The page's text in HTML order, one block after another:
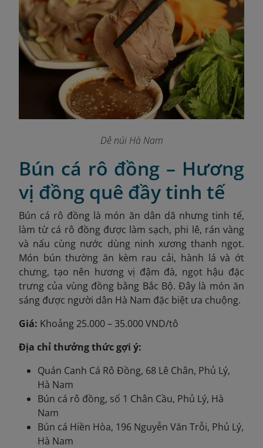
Dê núi Hà Nam
Bún cá rô đồng – Hương
vị đồng quê đầy tinh tế
Bún cá rô đồng là món ăn dân dã nhưng tinh tế,
làm từ cá rô đồng được làm sạch, phi lê, rán vàng
và nấu cùng nước dùng ninh xương thanh ngọt.
Món bún thường ăn kèm rau cải, hành lá và ớt
chưng, tạo nên hương vị đậm đà, ngọt hậu đặc
trưng của vùng đồng bằng Bắc Bộ. Đây là món ăn
sáng được người dân Hà Nam đặc biệt ưa chuộng.
Giá: Khoảng 25.000 – 35.000 VND/tô
Địa chỉ thưởng thức gợi ý:
Quán Canh Cá Rô Đồng, 68 Lê Chân, Phủ Lý,
Hà Nam
Bún cá rô đồng, số 1 Chân Cầu, Phủ Lý, Hà
Nam
Bún cá Hiền Hòa, 196 Nguyễn Văn Trỗi, Phủ Lý,
Hà Nam